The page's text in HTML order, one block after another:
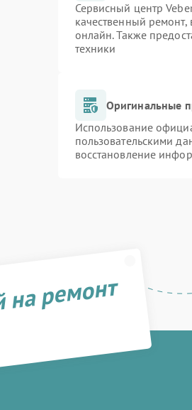
Сервисный центр
качественный ремонт,
онлайн. Также
техники
Оригинальные
Использование
пользовательскими
восстановление
ремонт